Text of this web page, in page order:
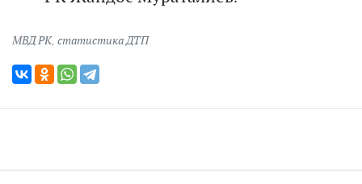
МВД РК, статистика ДТП